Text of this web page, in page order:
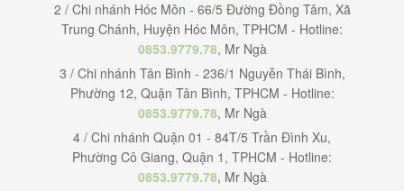
2 / Chi nhánh Hóc Môn - 66/5 Đường Đồng Tâm, Xã
Trung Chánh, Huyện Hóc Môn, TPHCM - Hotline:
0853.9779.78, Mr Ngà
3 / Chi nhánh Tân Bình - 236/1 Nguyễn Thái Bình,
Phường 12, Quận Tân Bình, TPHCM - Hotline:
0853.9779.78, Mr Ngà
4 / Chi nhánh Quận 01 - 84T/5 Trần Đình Xu,
Phường Cô Giang, Quận 1, TPHCM - Hotline:
0853.9779.78, Mr Ngà